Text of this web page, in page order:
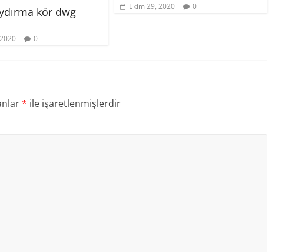
kör dwg
0
Ekim 29, 2020 0
* ile işaretlenmişlerdir